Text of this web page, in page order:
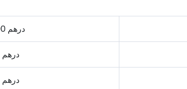
231 900 درهم
4 605 درهم
4 500 درهم